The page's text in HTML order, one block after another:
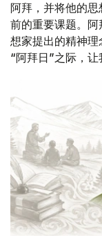
阿拜，并将他的
前的重要课题。
想家提出的精神
“阿拜日”之际，让